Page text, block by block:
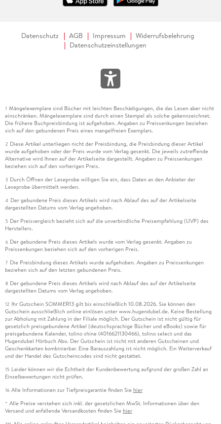
Datenschutz AGB Impressum
Widerrufsbelehrung
Datenschutzeinstellungen
1 Mängelexemplare sind Bücher mit leichten Beschädigungen, die das Lesen aber nicht
einschränken. Mängelexemplare sind durch einen Stempel als solche gekennzeichnet.
Die frühere Buchpreisbindung ist aufgehoben. Angaben zu Preissenkungen beziehen
sich auf den gebundenen Preis eines mangelfreien Exemplars.
2 Diese Artikel unterliegen nicht der Preisbindung, die Preisbindung dieser Artikel
wurde aufgehoben oder der Preis wurde vom Verlag gesenkt. Die jeweils zutreffende
Alternative wird Ihnen auf der Artikelseite dargestellt. Angaben zu Preissenkungen
beziehen sich auf den vorherigen Preis.
3 Durch Öffnen der Leseprobe willigen Sie ein, dass Daten an den Anbieter der
Leseprobe übermittelt werden.
4 Der gebundene Preis dieses Artikels wird nach Ablauf des auf der Artikelseite
dargestellten Datums vom Verlag angehoben.
5 Der Preisvergleich bezieht sich auf die unverbindliche Preisempfehlung (UVP) des
Herstellers.
6 Der gebundene Preis dieses Artikels wurde vom Verlag gesenkt. Angaben zu
Preissenkungen beziehen sich auf den vorherigen Preis.
7 Die Preisbindung dieses Artikels wurde aufgehoben. Angaben zu Preissenkungen
beziehen sich auf den letzten gebundenen Preis.
8 Der gebundene Preis dieses Artikels wird nach Ablauf des auf der Artikelseite
dargestellten Datums vom Verlag angehoben.
12 Ihr Gutschein SOMMER13 gilt bis einschließlich 10.08.2026. Sie können den
Gutschein ausschließlich online einlösen unter www.hugendubel.de. Keine Bestellung
zur Abholung mit Zahlung in der Filiale möglich. Der Gutschein ist nicht gültig für
gesetzlich preisgebundene Artikel (deutschsprachige Bücher und eBooks) sowie für
preisgebundene Kalender, tolino shine (4016621130466), tolino select und das
Hugendubel Hörbuch Abo. Der Gutschein ist nicht mit anderen Gutscheinen und
Geschenkkarten kombinierbar. Eine Barauszahlung ist nicht möglich. Ein Weiterverkauf
und der Handel des Gutscheincodes sind nicht gestattet.
15 Leider können wir die Echtheit der Kundenbewertung aufgrund der großen Zahl an
Einzelbewertungen nicht prüfen.
16 Alle Informationen zur Tiefpreisgarantie finden Sie hier
* Alle Preise verstehen sich inkl. der gesetzlichen MwSt. Informationen über den
Versand und anfallende Versandkosten finden Sie hier